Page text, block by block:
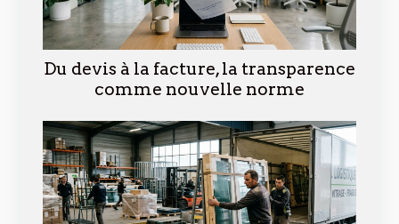
Du devis à la facture, la transparence
comme nouvelle norme